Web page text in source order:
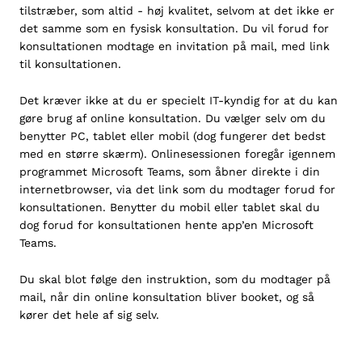
tilstræber, som altid - høj kvalitet, selvom at det ikke er
det samme som en fysisk konsultation. Du vil forud for
konsultationen modtage en invitation på mail, med link
til konsultationen.
Det kræver ikke at du er specielt IT-kyndig for at du kan
gøre brug af online konsultation. Du vælger selv om du
benytter PC, tablet eller mobil (dog fungerer det bedst
med en større skærm). Onlinesessionen foregår igennem
programmet Microsoft Teams, som åbner direkte i din
internetbrowser, via det link som du modtager forud for
konsultationen. Benytter du mobil eller tablet skal du
dog forud for konsultationen hente app’en Microsoft
Teams.
Du skal blot følge den instruktion, som du modtager på
mail, når din online konsultation bliver booket, og så
kører det hele af sig selv.